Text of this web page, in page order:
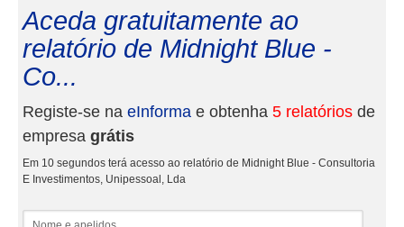
Aceda gratuitamente ao
relatório de Midnight Blue -
Co...
Registe-se na eInforma e obtenha 5 relatórios de
empresa grátis
Em 10 segundos terá acesso ao relatório de Midnight Blue - Consultoria
E Investimentos, Unipessoal, Lda